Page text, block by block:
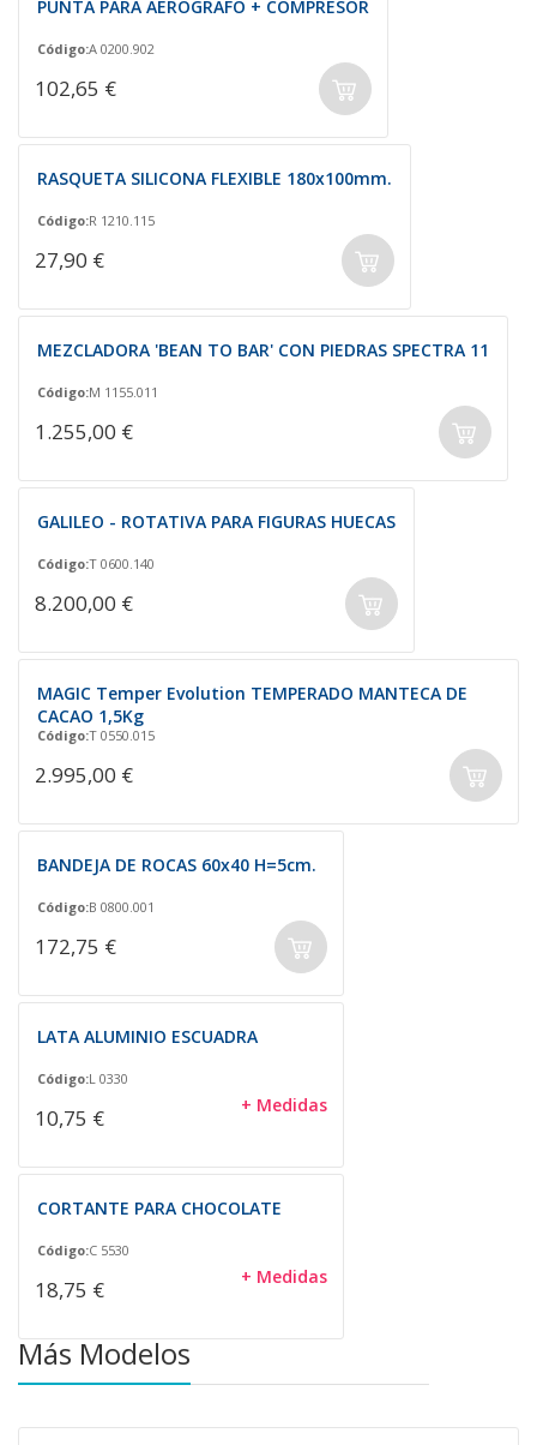
PUNTA PARA AERÓGRAFO + COMPRESOR
Código:A 0200.902
102,65 €
RASQUETA SILICONA FLEXIBLE 180x100mm.
Código:R 1210.115
27,90 €
MEZCLADORA 'BEAN TO BAR' CON PIEDRAS SPECTRA 11
Código:M 1155.011
1.255,00 €
GALILEO - ROTATIVA PARA FIGURAS HUECAS
Código:T 0600.140
8.200,00 €
MAGIC Temper Evolution TEMPERADO MANTECA DE
CACAO 1,5Kg
Código:T 0550.015
2.995,00 €
BANDEJA DE ROCAS 60x40 H=5cm.
Código:B 0800.001
172,75 €
LATA ALUMINIO ESCUADRA
Código:L 0330
10,75 € + Medidas
CORTANTE PARA CHOCOLATE
Código:C 5530
18,75 € + Medidas
Más Modelos